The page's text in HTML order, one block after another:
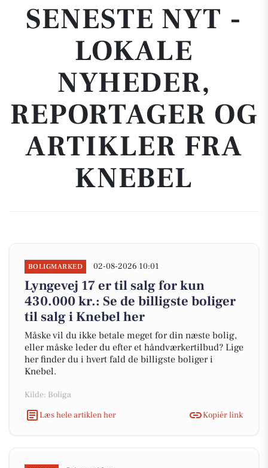
SENESTE NYT -
LOKALE
NYHEDER,
REPORTAGER OG
ARTIKLER FRA
KNEBEL
BOLIGMARKED 02-08-2026 10:01
Lyngevej 17 er til salg for kun
430.000 kr.: Se de billigste boliger
til salg i Knebel her
Måske vil du ikke betale meget for din næste bolig,
eller måske leder du efter et håndværkertilbud? Lige
her finder du i hvert fald de billigste boliger i
Knebel.
Kilde: Boliga
Læs hele artiklen her
Kopiér link